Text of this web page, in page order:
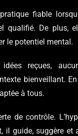
fiable
qualifié. De plus,
le potentiel mental.
idées reçues,
bienveillant.
à tous.
de contrôle.
il guide, suggère et